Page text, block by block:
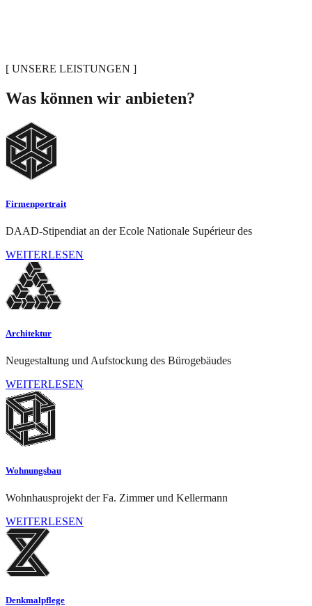
[ UNSERE LEISTUNGEN ]
Was können wir anbieten?
Firmenportrait
DAAD-Stipendiat an der Ecole Nationale Supérieur des
WEITERLESEN
Architektur
Neugestaltung und Aufstockung des Bürogebäudes
WEITERLESEN
Wohnungsbau
Wohnhausprojekt der Fa. Zimmer und Kellermann
WEITERLESEN
Denkmalpflege